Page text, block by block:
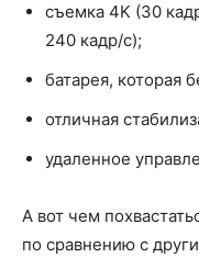
съемка 4K (30
240 кадр/с);
батарея, которая
отличная
удаленное
А вот чем
по сравнению с